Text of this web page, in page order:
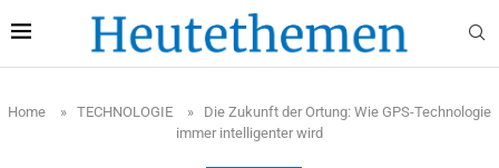
Home » TECHNOLOGIE »
Die Zukunft der Ortung: Wie GPS-Technologie
immer intelligenter wird